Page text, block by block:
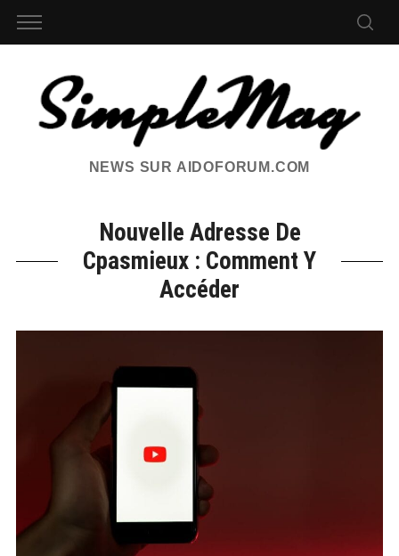
NEWS SUR AIDOFORUM.COM
Nouvelle Adresse De
Cpasmieux : Comment Y
Accéder